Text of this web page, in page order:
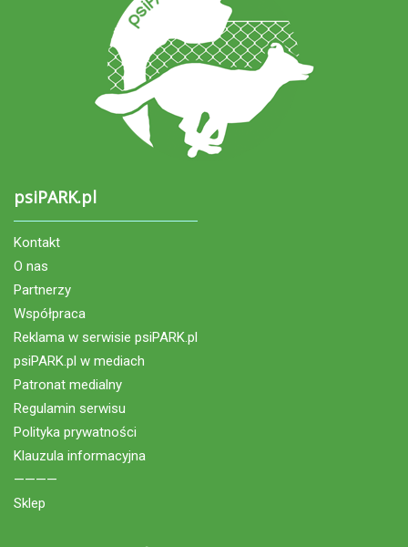
psiPARK.pl
Kontakt
O nas
Partnerzy
Współpraca
Reklama w serwisie psiPARK.pl
psiPARK.pl w mediach
Patronat medialny
Regulamin serwisu
Polityka prywatności
Klauzula informacyjna
————
Sklep